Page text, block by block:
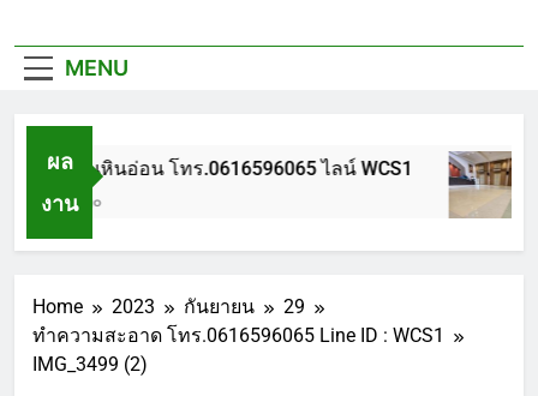
MENU
ผล
งาน
ขัดพื้นหินอ่อน โทร.0616596065 ไลน์ WCS1
1 ปี Ago
Home 2023 กันยายน
29
ทำความสะอาด โทร.0616596065 Line ID : WCS1
IMG_3499 (2)